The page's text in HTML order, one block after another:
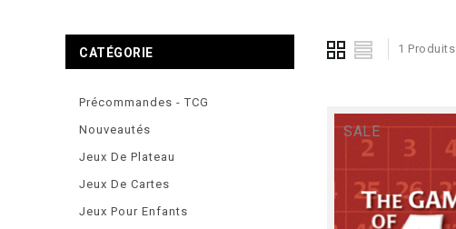
1 Produits
SALE
CATÉGORIE
Précommandes - TCG
Nouveautés
Jeux De Plateau
Jeux De Cartes
Jeux Pour Enfants